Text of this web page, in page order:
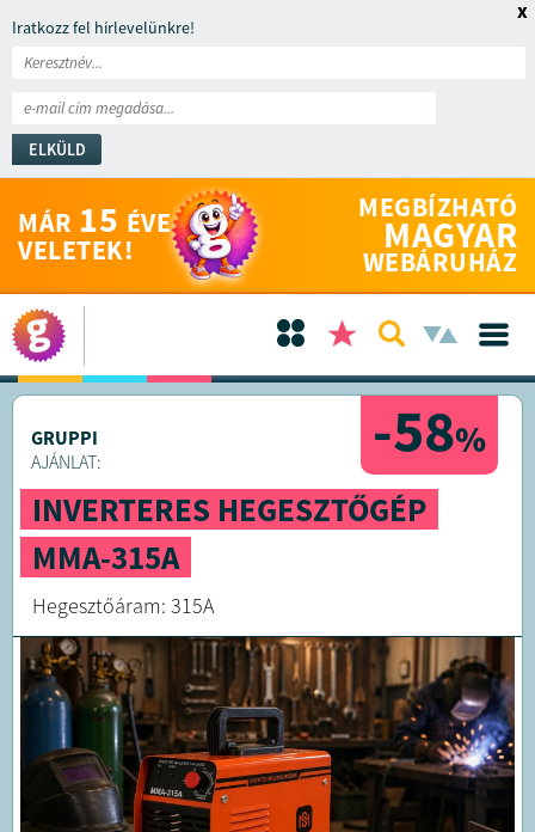
Iratkozz fel hírlevelünkre!
ELKÜLD
x
MÁR 15 ÉVE
VELETEK!
MEGBÍZHATÓ
MAGYAR
WEBÁRUHÁZ
-58%
GRUPPI
AJÁNLAT:
INVERTERES HEGESZTŐGÉP
MMA-315A
Hegesztőáram: 315A